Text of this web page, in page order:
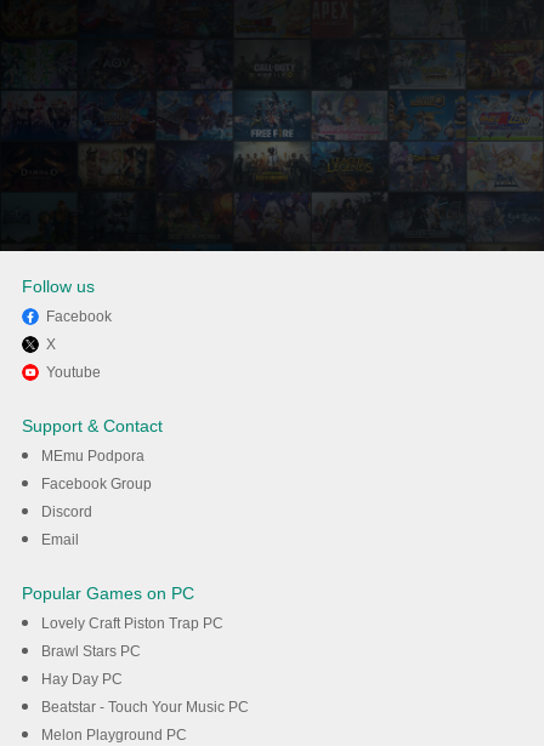
Užijte si hraní Hand Strike na
Follow us
Facebook
X
Youtube
Support & Contact
MEmu Podpora
Facebook Group
Discord
Email
Popular Games on PC
Lovely Craft Piston Trap PC
Brawl Stars PC
Hay Day PC
Beatstar - Touch Your Music PC
Melon Playground PC